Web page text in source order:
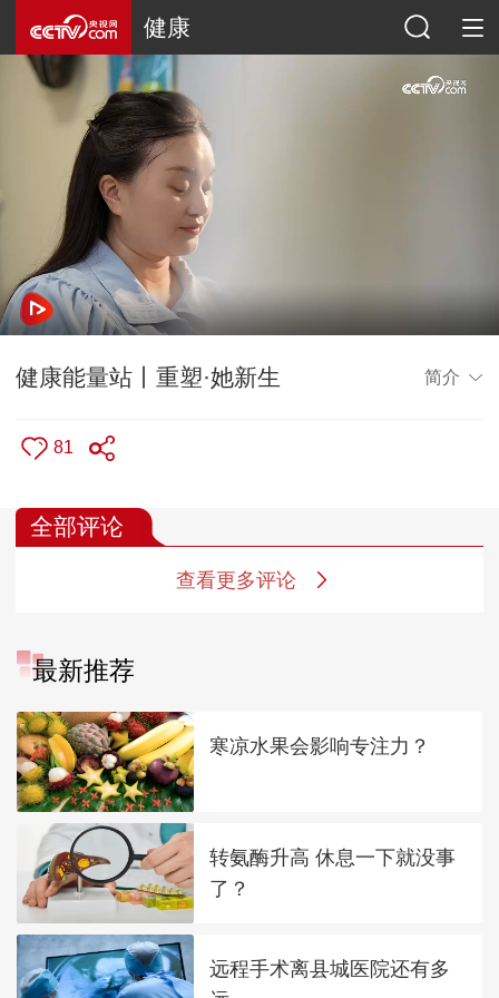
健康
健康能量站丨重塑·她新生 简介
81
全部评论
查看更多评论
最新推荐
寒凉水果会影响专注力？
转氨酶升高 休息一下就没事
了？
远程手术离县城医院还有多